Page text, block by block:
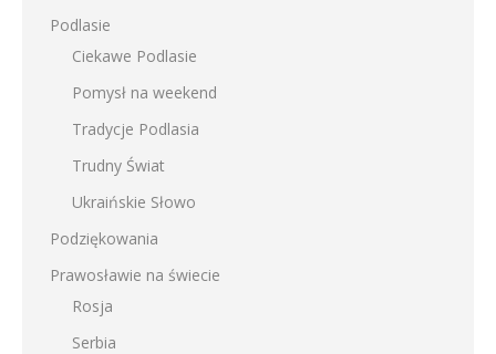
Podlasie
Ciekawe Podlasie
Pomysł na weekend
Tradycje Podlasia
Trudny Świat
Ukraińskie Słowo
Podziękowania
Prawosławie na świecie
Rosja
Serbia